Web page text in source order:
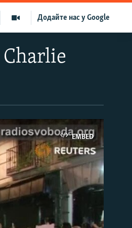
Додайте нас у Google
EMBED